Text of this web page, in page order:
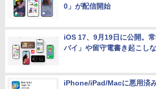
0」が配信開始
iOS 17、9月19日に公開。
バイ」や留守電書き起こし
iPhone/iPad/Macに悪用済